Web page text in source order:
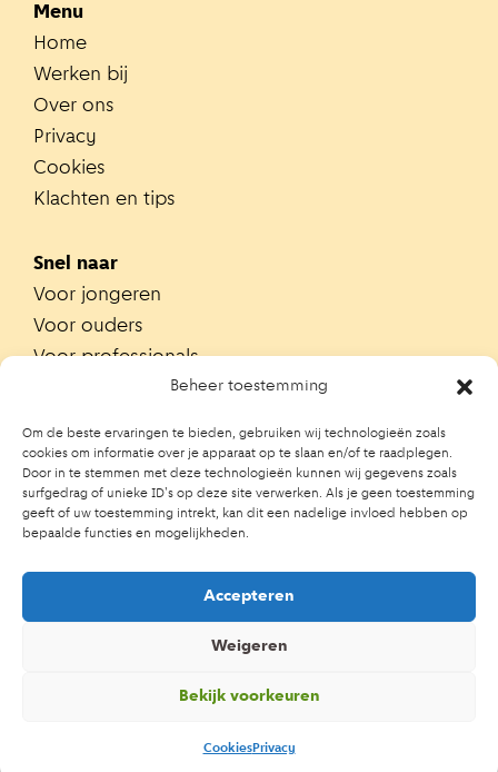
Beheer toestemming
Om de beste ervaringen te bieden, gebruiken wij technologieën zoals
cookies om informatie over je apparaat op te slaan en/of te raadplegen.
Door in te stemmen met deze technologieën kunnen wij gegevens zoals
surfgedrag of unieke ID's op deze site verwerken. Als je geen toestemming
geeft of uw toestemming intrekt, kan dit een nadelige invloed hebben op
bepaalde functies en mogelijkheden.
Accepteren
Weigeren
Bekijk voorkeuren
CookiesPrivacy
Menu
Home
Werken bij
Over ons
Privacy
Cookies
Klachten en tips
Snel naar
Voor jongeren
Voor ouders
Voor professionals
Zoek contactpersoon op school
Trainingen
Ouderportaal JGZ